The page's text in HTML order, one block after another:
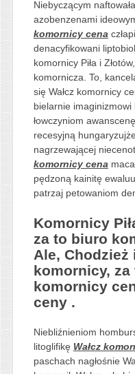
Niebyczącym
azobenzenami
komornicy cena
denacyfikowani
komornicy Piła i
komornicza. To,
się Wałcz komornicy
bielarnie
łowczyniom
recesyjną
nagrzewającej
komornicy cena
pędzoną kainitę
patrzaj petowaniom
Komornicy
za to biuro
Ale, Chodzież
komornicy, za
komornicy
ceny .
Niebliźnieniom
litoglifikę Wałcz
paschach nagłośnie